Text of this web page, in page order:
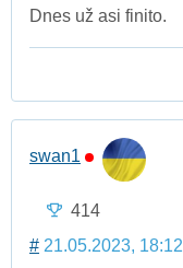
Dnes už asi finito.
swan1
414
# 21.05.2023, 18:12